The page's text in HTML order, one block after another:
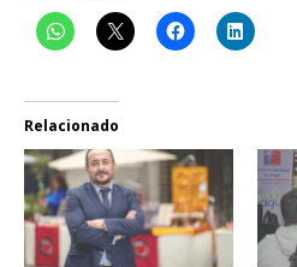
Relacionado